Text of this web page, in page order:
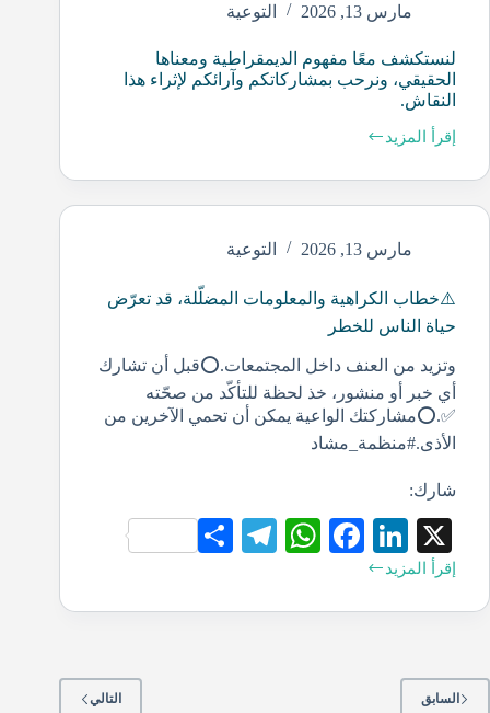
مارس 13, 2026 التوعية
لنستكشف معًا مفهوم الديمقراطية ومعناها
الحقيقي، ونرحب بمشاركاتكم وآرائكم لإثراء هذا
النقاش.
إقرأ المزيد
مارس 13, 2026 التوعية
⚠️خطاب الكراهية والمعلومات المضلّلة، قد تعرّض
حياة الناس للخطر
وتزيد من العنف داخل المجتمعات.⭕️قبل أن تشارك
أي خبر أو منشور، خذ لحظة للتأكّد من صحّته
✅.⭕️مشاركتك الواعية يمكن أن تحمي الآخرين من
الأذى.#منظمة_مشاد
شارك:
X
Li
nk
ed
Fa
bo
W
ts
Te
gr
S
re
إقرأ المزيد
السابق التالي